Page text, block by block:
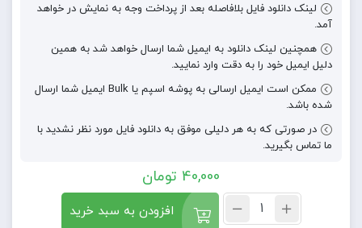
لینک دانلود فایل بلافاصله بعد از پرداخت وجه به نمایش در خواهد
آمد.
همچنین لینک دانلود به ایمیل شما ارسال خواهد شد به همین
دلیل ایمیل خود را به دقت وارد نمایید.
ممکن است ایمیل ارسالی به پوشه اسپم یا Bulk ایمیل شما ارسال
شده باشد.
در صورتی که به هر دلیلی موفق به دانلود فایل مورد نظر نشدید با
ما تماس بگیرید.
40,000 تومان
افزودن به سبد خرید